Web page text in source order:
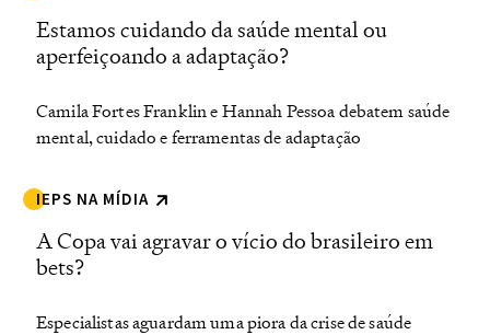
Estamos cuidando da saúde mental ou
aperfeiçoando a adaptação?
Camila Fortes Franklin e Hannah Pessoa debatem saúde
mental, cuidado e ferramentas de adaptação
IEPS NA MÍDIA
A Copa vai agravar o vício do brasileiro em
bets?
Especialistas aguardam uma piora da crise de saúde